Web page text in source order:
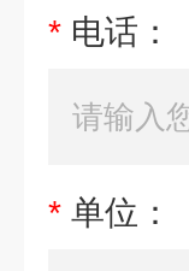
* 电话：
* 单位：